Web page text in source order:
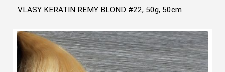
VLASY KERATIN REMY BLOND #22, 50g, 50cm